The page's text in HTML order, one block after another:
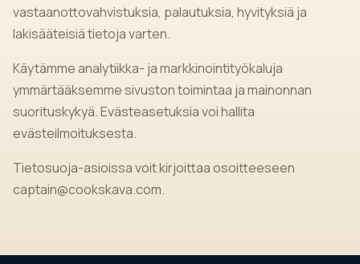
vastaanottovahvistuksia, palautuksia, hyvityksiä ja
lakisääteisiä tietoja varten.
Käytämme analytiikka- ja markkinointityökaluja
ymmärtääksemme sivuston toimintaa ja mainonnan
suorituskykyä. Evästeasetuksia voi hallita
evästeilmoituksesta.
Tietosuoja-asioissa voit kirjoittaa osoitteeseen
captain@cookskava.com.